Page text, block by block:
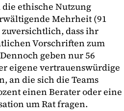
die ethische Nutzung
Mehrheit (91
dass ihr
Vorschriften zum
geben nur 56
eigene vertrauenswürdige
an die sich die Teams
einen Berater oder eine
um Rat fragen.